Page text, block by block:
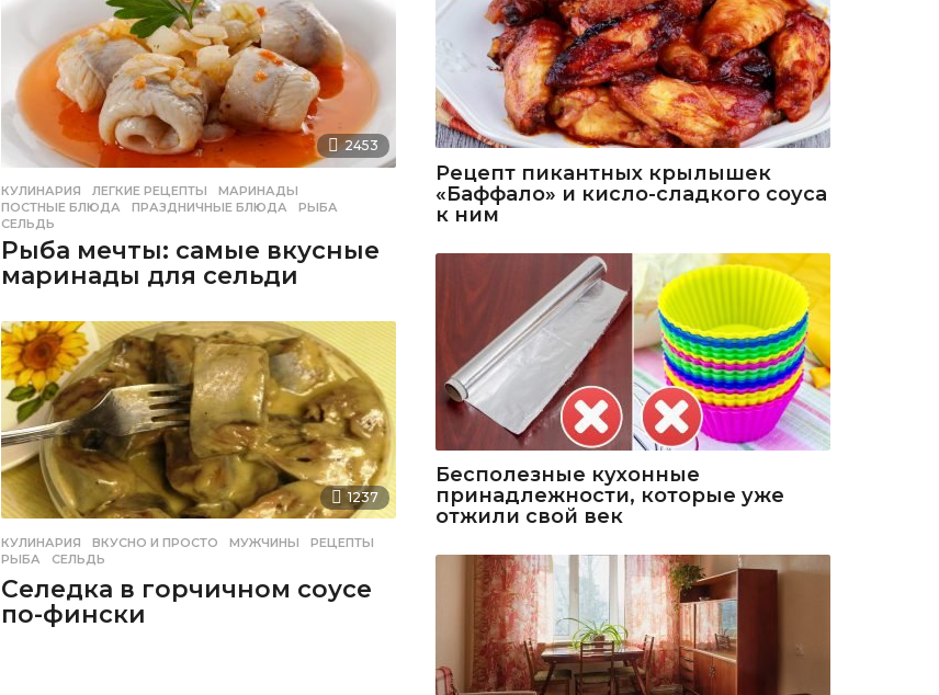
2453
КУЛИНАРИЯ ЛЕГКИЕ РЕЦЕПТЫ ,МАРИНАДЫ
ПОСТНЫЕ БЛЮДА
,ПРАЗДНИЧНЫЕ БЛЮДА ,РЫБА
СЕЛЬДЬ
Рыба мечты: самые вкусные
маринады для сельди
1237
КУЛИНАРИЯ ВКУСНО И ПРОСТО ,МУЖЧИНЫ ,РЕЦЕПТЫ
РЫБА
,СЕЛЬДЬ
Селедка в горчичном соусе
по-фински
Рецепт пикантных крылышек
«Баффало» и кисло-сладкого соуса
к ним
Бесполезные кухонные
принадлежности, которые уже
отжили свой век